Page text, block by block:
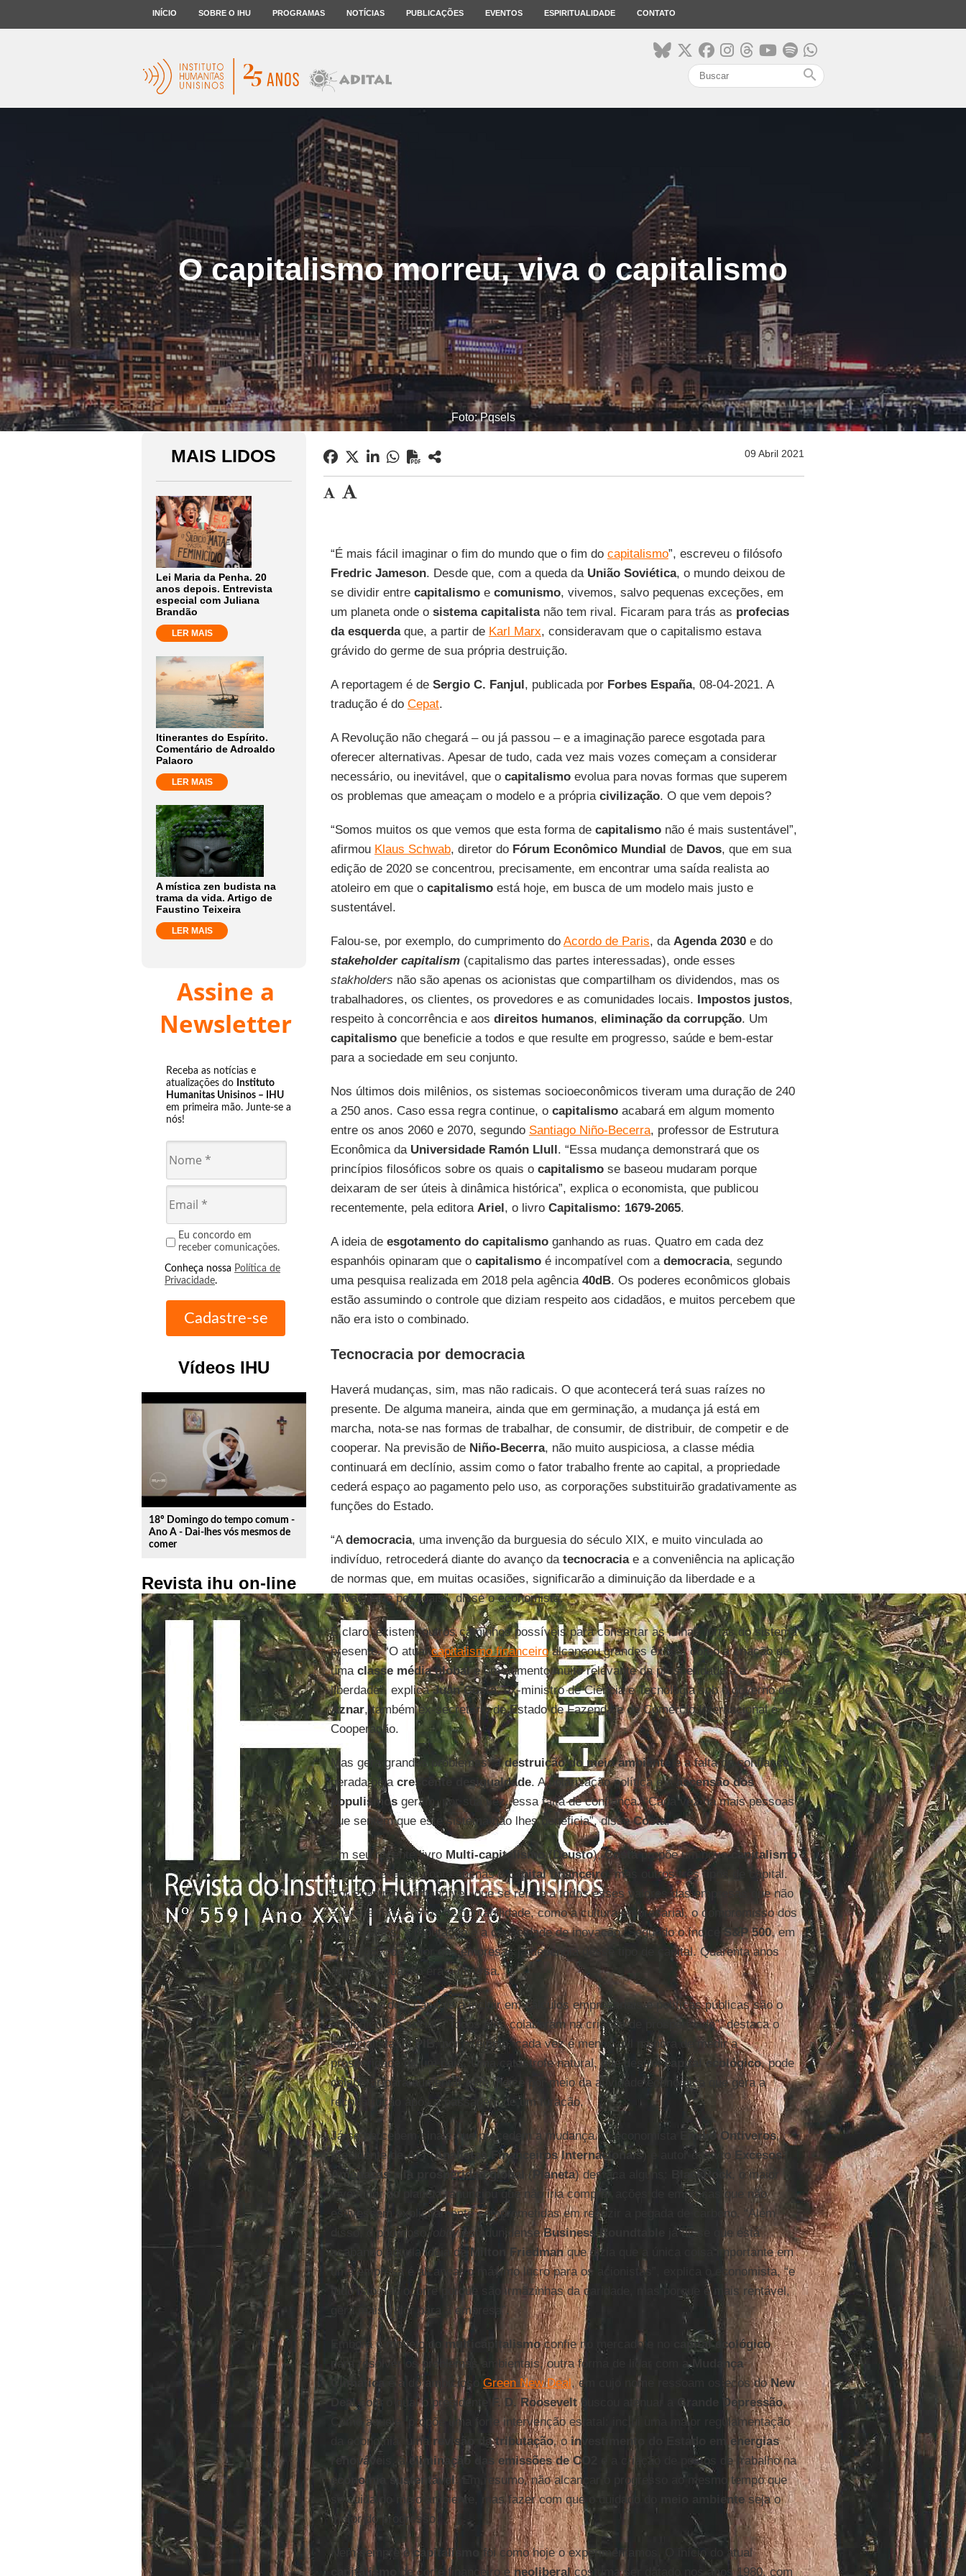
INÍCIO SOBRE O IHU PROGRAMAS NOTÍCIAS PUBLICAÇÕES EVENTOS ESPIRITUALIDADE CONTATO
search
O capitalismo morreu, viva o capitalismo
Foto: Pqsels
MAIS LIDOS
Lei Maria da Penha. 20
anos depois. Entrevista
especial com Juliana
Brandão
LER MAIS
Itinerantes do Espírito.
Comentário de Adroaldo
Palaoro
LER MAIS
A mística zen budista na
trama da vida. Artigo de
Faustino Teixeira
LER MAIS
Assine a
Newsletter
Receba as notícias e
atualizações do Instituto
Humanitas Unisinos – IHU
em primeira mão. Junte-se a
nós!
Eu concordo em
receber comunicações.
Conheça nossa Política de
Privacidade.
Vídeos IHU
play_circle_outline
18º Domingo do tempo comum -
Ano A - Dai-lhes vós mesmos de
comer
Revista ihu on-line
09 Abril 2021
“É mais fácil imaginar o fim do mundo que o fim do capitalismo”, escreveu o filósofo
Fredric Jameson. Desde que, com a queda da União Soviética, o mundo deixou de
se dividir entre capitalismoe comunismo, vivemos, salvo pequenas exceções, em
um planeta onde o sistema capitalistanão tem rival. Ficaram para trás as profecias
da esquerdaque, a partir de Karl Marx, consideravam que o capitalismo estava
grávido do germe de sua própria destruição.
A reportagem é de Sergio C. Fanjul, publicada por Forbes España, 08-04-2021. A
tradução é do Cepat.
A Revolução não chegará – ou já passou – e a imaginação parece esgotada para
oferecer alternativas. Apesar de tudo, cada vez mais vozes começam a considerar
necessário, ou inevitável, que o capitalismoevolua para novas formas que superem
os problemas que ameaçam o modelo e a própria civilização. O que vem depois?
“Somos muitos os que vemos que esta forma de capitalismonão é mais sustentável”,
afirmou Klaus Schwab, diretor do Fórum Econômico Mundial de Davos, que em sua
edição de 2020 se concentrou, precisamente, em encontrar uma saída realista ao
atoleiro em que o capitalismoestá hoje, em busca de um modelo mais justo e
sustentável.
Falou-se, por exemplo, do cumprimento do Acordo de Paris, da Agenda 2030e do
stakeholder capitalism(capitalismo das partes interessadas), onde esses
stakholders não são apenas os acionistas que compartilham os dividendos, mas os
trabalhadores, os clientes, os provedores e as comunidades locais. Impostos justos,
respeito à concorrência e aos direitos humanos, eliminação da corrupção. Um
capitalismoque beneficie a todos e que resulte em progresso, saúde e bem-estar
para a sociedade em seu conjunto.
Nos últimos dois milênios, os sistemas socioeconômicos tiveram uma duração de 240
a 250 anos. Caso essa regra continue, o capitalismoacabará em algum momento
entre os anos 2060 e 2070, segundo Santiago Niño-Becerra, professor de Estrutura
Econômica da Universidade Ramón Llull. “Essa mudança demonstrará que os
princípios filosóficos sobre os quais o capitalismose baseou mudaram porque
deixaram de ser úteis à dinâmica histórica”, explica o economista, que publicou
recentemente, pela editora Ariel, o livro Capitalismo: 1679-2065.
A ideia de esgotamento do capitalismoganhando as ruas. Quatro em cada dez
espanhóis opinaram que o capitalismoé incompatível com a democracia, segundo
uma pesquisa realizada em 2018 pela agência 40dB. Os poderes econômicos globais
estão assumindo o controle que diziam respeito aos cidadãos, e muitos percebem que
não era isto o combinado.
Tecnocracia por democracia
Haverá mudanças, sim, mas não radicais. O que acontecerá terá suas raízes no
presente. De alguma maneira, ainda que em germinação, a mudança já está em
marcha, nota-se nas formas de trabalhar, de consumir, de distribuir, de competir e de
cooperar. Na previsão de Niño-Becerra, não muito auspiciosa, a classe média
continuará em declínio, assim como o fator trabalho frente ao capital, a propriedade
cederá espaço ao pagamento pelo uso, as corporações substituirão gradativamente as
funções do Estado.
“Ademocracia, uma invenção da burguesia do século XIX, e muito vinculada ao
indivíduo, retrocederá diante do avanço da tecnocraciae a conveniência na aplicação
de normas que, em muitas ocasiões, significarão a diminuição da liberdade e a
privacidade pessoais”, disse o economista.
É claro, existem outros caminhos possíveis para consertar as linhas tortas do sistema
presente. “O atualcapitalismo financeiroalcançou grandes êxitos, como a criação de
uma classe média globale um aumento muito relevante da prosperidade e a
liberdade”, explicaJuan Costa, ex-ministro de Ciência e Tecnologia sob o governo de
Aznar, também ex-secretário de Estado de Fazenda e de Comércio Internacional e
Cooperação.
Mas gera grandes problemas: adestruição do meio ambiente e a falta de confiança
gerada pela crescente desigualdade. A polarização política e a ascensão dos
populismosgeram, por sua vez, essa falta de confiança. “Cada vez há mais pessoas
que sentem que este sistema não lhes beneficia”, disseCosta.
Em seu recente livro Multi-capitalismo (Deusto),Costapropõe um novocapitalismo
que não leve em conta apenas ocapital financeiro , mas outros três tipos de capital.
Por exemplo, o intangível, que se refere a todos esses valores das empresas que não
aparecem nos livros de contabilidade, como a cultura empresarial, o compromisso dos
empregados, a reputação e a capacidade de inovação. Segundo o índiceS&P 500, em
2015, 85% do valor das empresas já dependia desse tipo de capital. Quarenta anos
antes, a situação era a inversa.
Os outros dois capitais a incluir em cálculos empresariais e políticas públicas são o
ecológico e o social. “Todos eles colaboram na criação de prosperidade”, destaca o
especialista. OPIB , por exemplo, cada vez é menos útil na hora de medir a
prosperidade de um país. Uma catástrofe natural, que destróicapital ecológico, pode
colaborar para aumentar este índice por meio da atividade econômica que gera a
reconstrução após a passagem de um furacão.
Já se percebem sinais que precedem a mudança. O economista Emilio Ontiveros,
presidente deAFI(Analistas Financeiros Internacionais) e autor do livroExcesos:
Amenazas a la prosperidad global
(Planeta) destaca alguns: BlackRock, o maior
investidor do planeta, anunciou que não iria comprar ações de empresas que não
estivessem explicitamente comprometidas em reduzir a pegada de carbono. “Além
disso, o poderosolobbyestadunidenseBusiness Roundtable
já disse que está
acabando aquela ideia de Milton Friedmanque dizia que a única coisa importante em
uma empresa é alcançar o máximo lucro para os acionistas”, explica o economista, “e
tudo isto não ocorre porque são irmãzinhas da caridade, mas porque é mais rentável,
gera mais valor para a empresa”.
Embora o modelo do multicapitalismoconfie no mercado e no
capital ecológico
para resolver os problemas ambientais, outra forma de lidar com aMudança
Climática
é a do ambicioso Green New Deal, em cujo nome ressoam os ecos doNew
Dealcom o qual o presidente F. D. Rooseveltbuscou atenuar a Grande Depressão.
Como aquele, propõe uma forte intervenção estatal: inclui uma maior regulamentação
da economia, uma revisão da tributação, oinvestimento do Estado em energias
renováve
is, a eliminação das emissões de CO2
e a criação de postos de trabalho na
economia sustentável. Em resumo, não alcançar o progresso ao mesmo tempo que
se cuida do meio ambiente, mas fazer com que o cuidado do
meio ambienteseja o
motor do progresso.
Nem sempre ocapitalismo
foi como hoje o experimentamos. O início do atual
capitalismo
de corte financeiro eneoliberalcostuma ser datado nos anos 1980, com